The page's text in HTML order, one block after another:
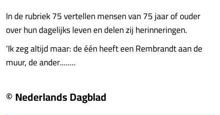
In de rubriek 75 vertellen mensen van 75 jaar of ouder
over hun dagelijks leven en delen zij herinneringen.
‘Ik zeg altijd maar: de één heeft een Rembrandt aan de
muur, de ander........
© Nederlands Dagblad